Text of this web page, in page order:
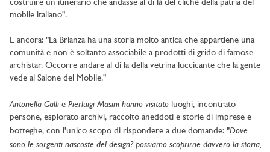
costruire un itinerario che andasse al di là del clichè della patria del
mobile italiano".
E ancora: "La Brianza ha una storia molto antica che appartiene una
comunità e non è soltanto associabile a prodotti di grido di famose
archistar. Occorre andare al di la della vetrina luccicante che la gente
vede al Salone del Mobile."
Antonella Galli e Pierluigi Masini hanno visitato luoghi, incontrato
persone, esplorato archivi, raccolto aneddoti e storie di imprese e
botteghe, con l'unico scopo di rispondere a due domande: "Dove
sono le sorgenti nascoste del design? possiamo scoprirne davvero la storia,